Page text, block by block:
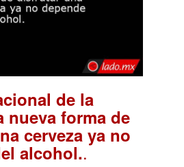
de la
nueva forma de
cerveza ya no
alcohol..